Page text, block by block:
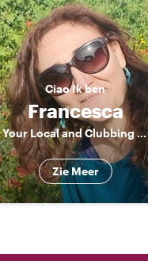
CiaoIk ben
Francesca
Your Local and Clubbing Expert
Zie Meer